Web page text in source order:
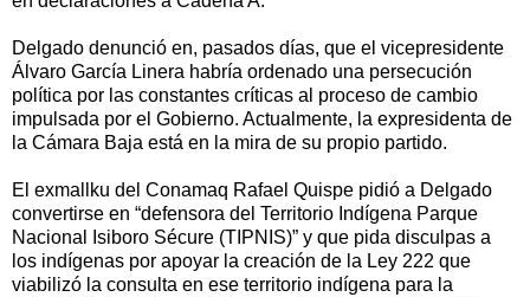
Delgado denunció en, pasados días, que el vicepresidente
Álvaro García Linera habría ordenado una persecución
política por las constantes críticas al proceso de cambio
impulsada por el Gobierno. Actualmente, la expresidenta de
la Cámara Baja está en la mira de su propio partido.
El exmallku del Conamaq Rafael Quispe pidió a Delgado
convertirse en “defensora del Territorio Indígena Parque
Nacional Isiboro Sécure (TIPNIS)” y que pida disculpas a
los indígenas por apoyar la creación de la Ley 222 que
viabilizó la consulta en ese territorio indígena para la